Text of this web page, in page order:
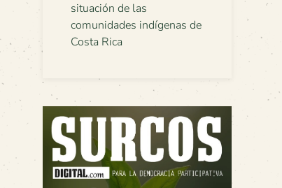
situación de las
comunidades indígenas de
Costa Rica